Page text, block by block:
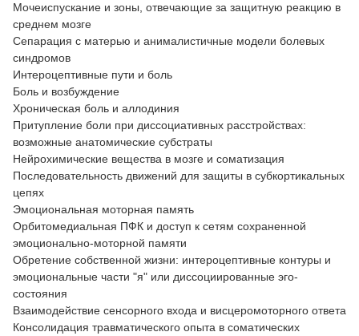
Мочеиспускание и зоны, отвечающие за защитную реакцию в
среднем мозге
Сепарация с матерью и анималистичные модели болевых
синдромов
Интероцептивные пути и боль
Боль и возбуждение
Хроническая боль и аллодиния
Притупление боли при диссоциативных расстройствах:
возможные анатомические субстраты
Нейрохимические вещества в мозге и соматизация
Последовательность движений для защиты в субкортикальных
цепях
Эмоциональная моторная память
Орбитомедиальная ПФК и доступ к сетям сохраненной
эмоционально-моторной памяти
Обретение собственной жизни: интероцептивные контуры и
эмоциональные части "я" или диссоциированные эго-
состояния
Взаимодействие сенсорного входа и висцеромоторного ответа
Консолидация травматического опыта в соматических